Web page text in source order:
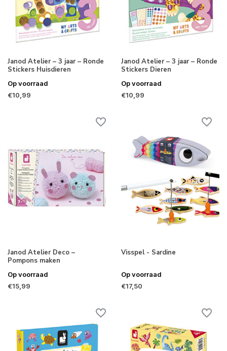
Janod Atelier – 3 jaar – Ronde
Stickers Huisdieren
Op voorraad
€10,99
Janod Atelier – 3 jaar – Ronde
Stickers Dieren
Op voorraad
€10,99
Janod Atelier Deco –
Pompons maken
Op voorraad
€15,99
Visspel - Sardine
Op voorraad
€17,50